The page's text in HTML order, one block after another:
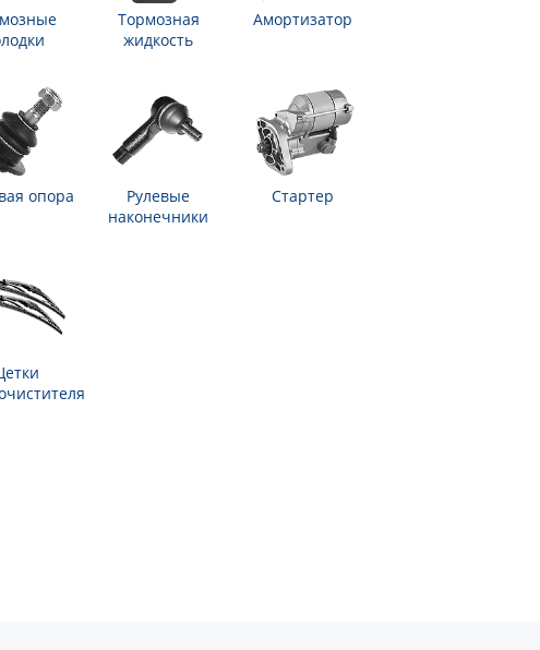
Тормозная
жидкость
Амортизатор
опора
Рулевые
наконечники
Стартер